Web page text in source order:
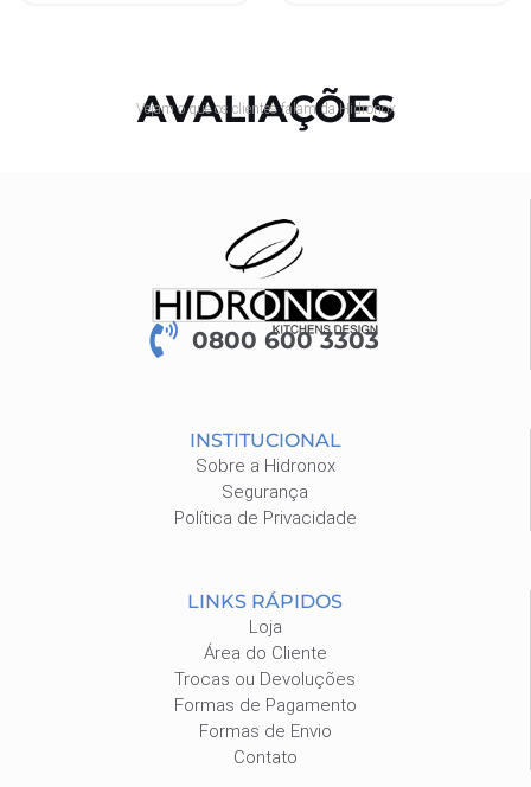
AVALIAÇÕES
Vejam o que os clientes falam da Hidronox
0800 600 3303
INSTITUCIONAL
Sobre a Hidronox
Segurança
Política de Privacidade
LINKS RÁPIDOS
Loja
Área do Cliente
Trocas ou Devoluções
Formas de Pagamento
Formas de Envio
Contato